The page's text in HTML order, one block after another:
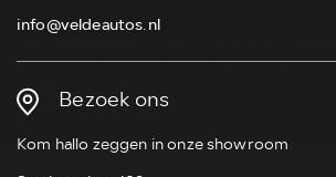
info@veldeautos.nl
Bezoek ons
Kom hallo zeggen in onze showroom